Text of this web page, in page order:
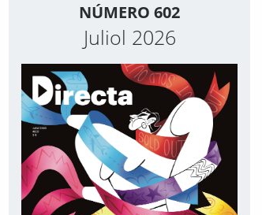
NÚMERO 602
Juliol 2026